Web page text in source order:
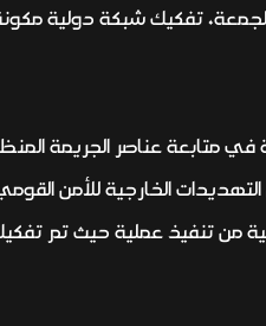
متابعة عناصر الجريمة
الخارجية للأمن